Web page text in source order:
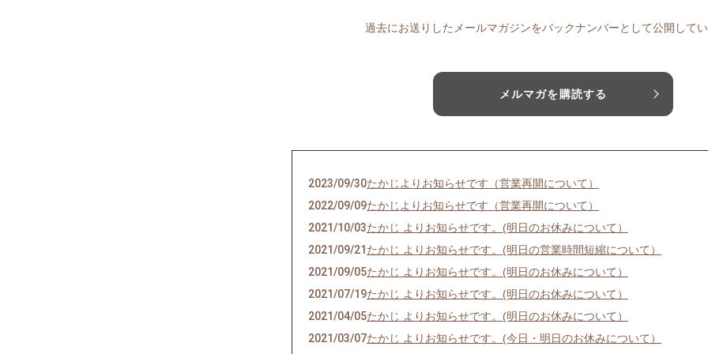
過去にお送りしたメールマガジンをバックナンバーとして公開して
メルマガを購読する
2023/09/30たかじよりお知らせです（営業再開について）
2022/09/09たかじよりお知らせです（営業再開について）
2021/10/03たかじ よりお知らせです。(明日のお休みについて）
2021/09/21 たかじ よりお知らせです。(明日の営業時間短縮について）
2021/09/05たかじ よりお知らせです。(明日のお休みについて）
2021/07/19たかじ よりお知らせです。(明日のお休みについて）
2021/04/05たかじ よりお知らせです。(明日のお休みについて）
2021/03/07たかじ よりお知らせです。(今日・明日のお休みについて）